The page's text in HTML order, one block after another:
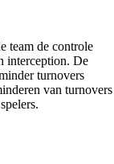
team de controle
interception. De
turnovers
van turnovers